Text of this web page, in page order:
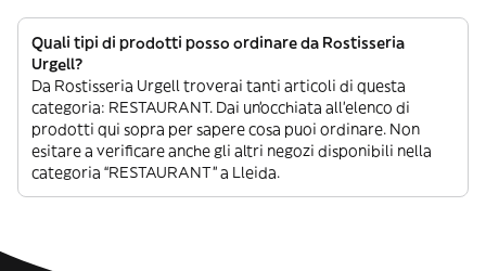
Quali tipi di prodotti posso ordinare da Rostisseria
Urgell?
Da Rostisseria Urgell troverai tanti articoli di questa
categoria: RESTAURANT. Dai un’occhiata all’elenco di
prodotti qui sopra per sapere cosa puoi ordinare. Non
esitare a verificare anche gli altri negozi disponibili nella
categoria “RESTAURANT” a Lleida.